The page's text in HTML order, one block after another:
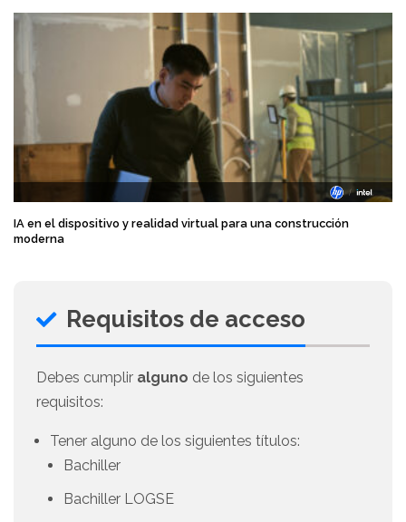
IA en el dispositivo y realidad virtual para una construcción
moderna
Requisitos de acceso
Debes cumplir alguno de los siguientes
requisitos:
Tener alguno de los siguientes títulos:
Bachiller
Bachiller LOGSE